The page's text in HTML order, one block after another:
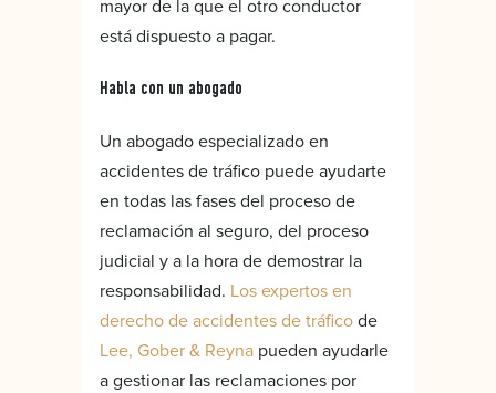
mayor de la que el otro conductor
está dispuesto a pagar.
Habla con un abogado
Un abogado especializado en
accidentes de tráfico puede ayudarte
en todas las fases del proceso de
reclamación al seguro, del proceso
judicial y a la hora de demostrar la
responsabilidad. Los expertos en
derecho de accidentes de tráficode
Lee, Gober & Reyna pueden ayudarle
a gestionar las reclamaciones por